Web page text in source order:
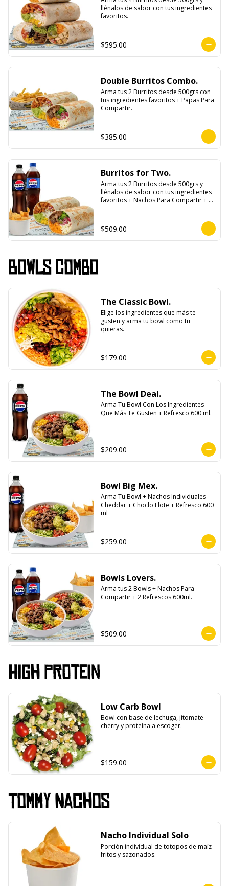
llénalos de sabor con tus ingredientes
favoritos.
$595.00
Double Burritos Combo.
Arma tus 2 Burritos desde 500grs con
tus ingredientes favoritos + Papas Para
Compartir.
$385.00
Burritos for Two.
Arma tus 2 Burritos desde 500grs y
llénalos de sabor con tus ingredientes
favoritos + Nachos Para Compartir + 2
$509.00
Bowls Combo
The Classic Bowl.
Elige los ingredientes que más te
gusten y arma tu bowl como tu
quieras.
$179.00
The Bowl Deal.
Arma Tu Bowl Con Los Ingredientes
Que Más Te Gusten + Refresco 600 ml.
$209.00
Bowl Big Mex.
Arma Tu Bowl + Nachos Individuales
Cheddar + Choclo Elote + Refresco 600
ml
$259.00
Bowls Lovers.
Arma tus 2 Bowls + Nachos Para
Compartir + 2 Refrescos 600ml.
$509.00
High PROtein
Low Carb Bowl
Bowl con base de lechuga, jitomate
cherry y proteína a escoger.
$159.00
Tommy Nachos
Nacho Individual Solo
Porción individual de totopos de maíz
fritos y sazonados.